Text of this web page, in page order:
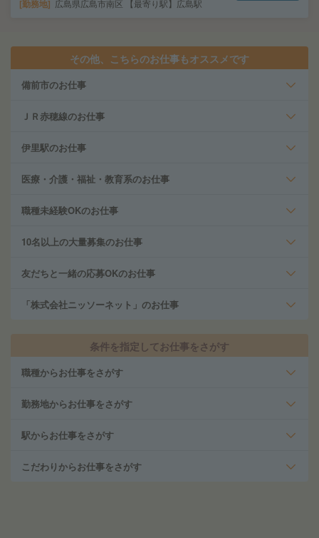
勤務地 広島県広島市南区 【最寄り駅】広島駅
その他、こちらのお仕事もオススメです
備前市のお仕事
ＪＲ赤穂線のお仕事
伊里駅のお仕事
医療・介護・福祉・教育系のお仕事
職種未経験OKのお仕事
10名以上の大量募集のお仕事
友だちと一緒の応募OKのお仕事
「株式会社ニッソーネット」のお仕事
条件を指定してお仕事をさがす
職種からお仕事をさがす
勤務地からお仕事をさがす
駅からお仕事をさがす
こだわりからお仕事をさがす